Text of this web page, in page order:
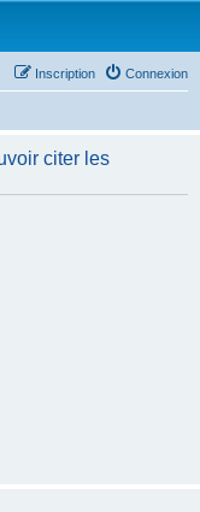
Connexion
Inscription
citer les